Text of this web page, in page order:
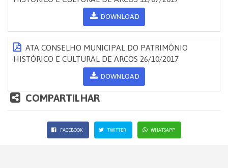
DOWNLOAD
ATA CONSELHO MUNICIPAL DO PATRIMÔNIO
HISTÓRICO E CULTURAL DE ARCOS 26/10/2017
DOWNLOAD
COMPARTILHAR
FACEBOOK TWITTER WHATSAPP